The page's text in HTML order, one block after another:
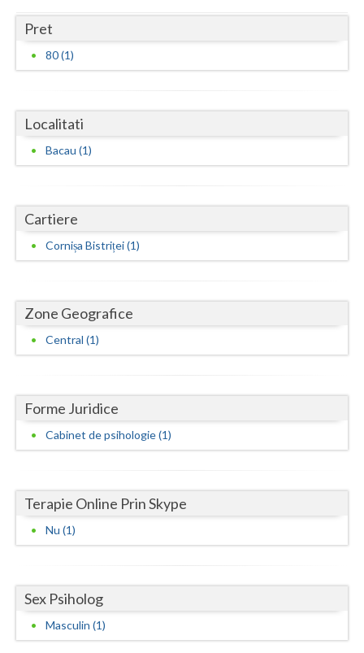
Harghita
Hunedoara
Iasi
Mehedinti
Mures
Olt
Prahova
Satu-Mare
Sibiu
Teleorman
Timis
Valcea
Vaslui
Pret
80 (1)
Localitati
Bacau (1)
Cartiere
Cornișa Bistriței (1)
Zone Geografice
Central (1)
Forme Juridice
Cabinet de psihologie (1)
Terapie Online Prin Skype
Nu (1)
Sex Psiholog
Masculin (1)